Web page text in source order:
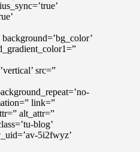
src=”
link=”
alt_attr=”
blog’
5i2fwyz’